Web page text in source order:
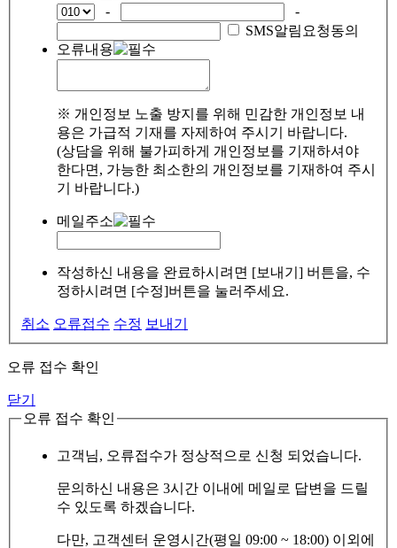
-
-
SMS알림요청동의
오류내용
※ 개인정보 노출 방지를 위해 민감한 개인정보 내
용은 가급적 기재를 자제하여 주시기 바랍니다.
(상담을 위해 불가피하게 개인정보를 기재하셔야
한다면, 가능한 최소한의 개인정보를 기재하여 주시
기 바랍니다.)
메일주소
작성하신 내용을 완료하시려면 [보내기] 버튼을, 수
정하시려면 [수정]버튼을 눌러주세요.
취소 오류접수 수정 보내기
오류 접수 확인
닫기
오류 접수 확인
고객님, 오류접수가 정상적으로 신청 되었습니다.
문의하신 내용은 3시간 이내에 메일로 답변을 드릴
수 있도록 하겠습니다.
다만, 고객센터 운영시간(평일 09:00 ~ 18:00) 이외에